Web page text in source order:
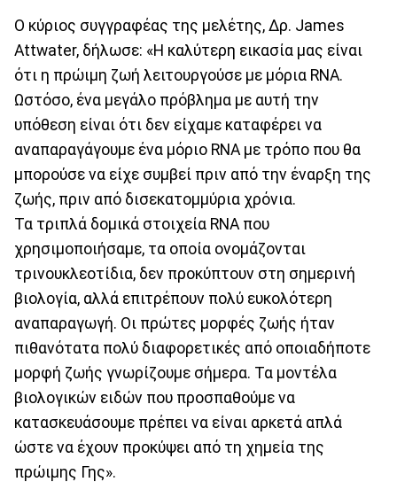
Ο κύριος συγγραφέας της μελέτης, Δρ. James
Attwater, δήλωσε: «Η καλύτερη εικασία μας είναι
ότι η πρώιμη ζωή λειτουργούσε με μόρια RNA.
Ωστόσο, ένα μεγάλο πρόβλημα με αυτή την
υπόθεση είναι ότι δεν είχαμε καταφέρει να
αναπαραγάγουμε ένα μόριο RNA με τρόπο που θα
μπορούσε να είχε συμβεί πριν από την έναρξη της
ζωής, πριν από δισεκατομμύρια χρόνια.
Τα τριπλά δομικά στοιχεία RNA που
χρησιμοποιήσαμε, τα οποία ονομάζονται
τρινουκλεοτίδια, δεν προκύπτουν στη σημερινή
βιολογία, αλλά επιτρέπουν πολύ ευκολότερη
αναπαραγωγή. Οι πρώτες μορφές ζωής ήταν
πιθανότατα πολύ διαφορετικές από οποιαδήποτε
μορφή ζωής γνωρίζουμε σήμερα. Τα μοντέλα
βιολογικών ειδών που προσπαθούμε να
κατασκευάσουμε πρέπει να είναι αρκετά απλά
ώστε να έχουν προκύψει από τη χημεία της
πρώιμης Γης».